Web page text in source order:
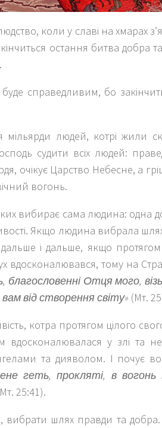
коли у славі на хмарах
остання битва добра
справедливим, бо
людей, котрі жили
судити всіх людей:
очікує Царство Небесне, а
вогонь.
вибирає сама людина: одна
Якщо людина вибрала
і дальше, якщо протягом
вдосконалювався, тому на
благословенні Отця мого,
від створення світу» (Мт.
котра протягом цілого
у злі та
та дияволом. І почує
геть, прокляті, в вогонь
25:41).
вибрати шлях правди та